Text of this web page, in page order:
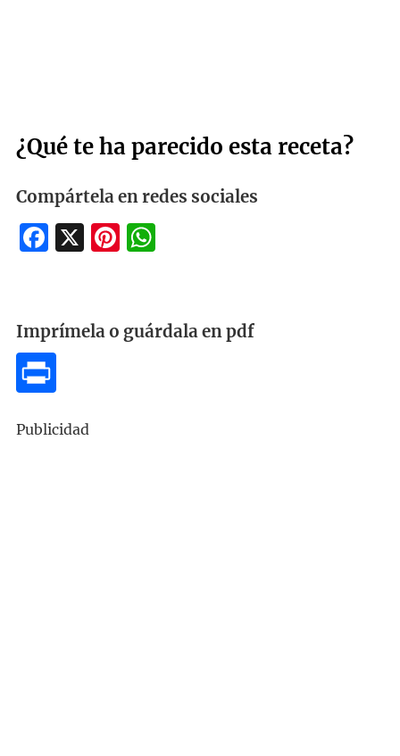
¿Qué te ha parecido esta receta?
Compártela en redes sociales
Facebook
X Pinterest
WhatsApp
Imprímela o guárdala en pdf
Publicidad